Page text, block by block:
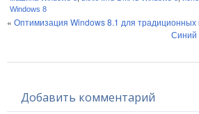
Windows 8
« Оптимизация Windows 8.1 для традиционных
Синий
Добавить комментарий